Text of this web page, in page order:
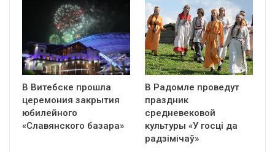
В Витебске прошла
церемония закрытия
юбилейного
«Славянского базара»
В Радомле проведут
праздник
средневековой
культуры «У госці да
радзімічаў»